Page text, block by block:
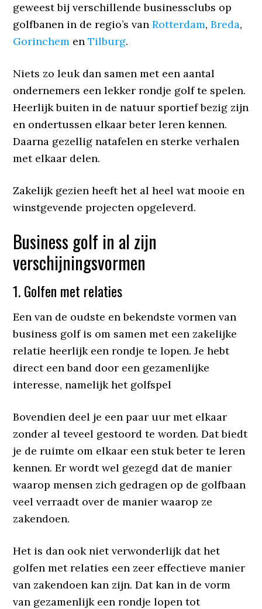
geweest bij verschillende businessclubs op
golfbanen in de regio’s vanRotterdam,Breda,
Gorinchem enTilburg.
Niets zo leuk dan samen met een aantal
ondernemers een lekker rondje golf te spelen.
Heerlijk buiten in de natuur sportief bezig zijn
en ondertussen elkaar beter leren kennen.
Daarna gezellig natafelen en sterke verhalen
met elkaar delen.
Zakelijk gezien heeft het al heel wat mooie en
winstgevende projecten opgeleverd.
Business golf in al zijn
verschijningsvormen
1. Golfen met relaties
Een van de oudste en bekendste vormen van
business golf is om samen met een zakelijke
relatie heerlijk een rondje te lopen. Je hebt
direct een band door een gezamenlijke
interesse, namelijk het golfspel
Bovendien deel je een paar uur met elkaar
zonder al teveel gestoord te worden. Dat biedt
je de ruimte om elkaar een stuk beter te leren
kennen. Er wordt wel gezegd dat de manier
waarop mensen zich gedragen op de golfbaan
veel verraadt over de manier waarop ze
zakendoen.
Het is dan ook niet verwonderlijk dat het
golfen met relaties een zeer effectieve manier
van zakendoen kan zijn. Dat kan in de vorm
van gezamenlijk een rondje lopen tot